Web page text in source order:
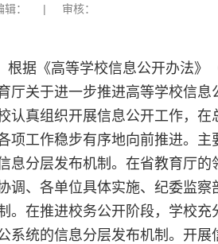
辑： | 审核：
根据《高等学校信息公开办法》
厅关于进一步推进高等学校信
认真组织开展信息公开工作，
项工作稳步有序地向前推进。主
息分层发布机制。在省教育厅的
调、各单位具体实施、纪委监
。在推进校务公开阶段，学校充
系统的信息分层发布机制。开